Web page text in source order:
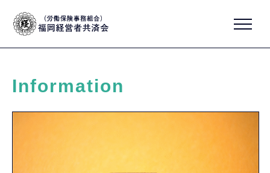
Information